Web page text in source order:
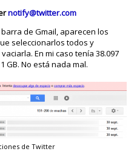
notify@twitter.com
de Gmail, aparecen los
seleccionarlos todos y
En mi caso tenía 38.097
GB. No está nada mal.
de Twitter